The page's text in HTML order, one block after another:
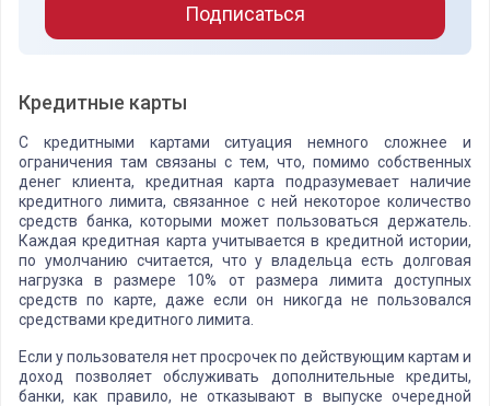
Подписаться
Кредитные карты
С кредитными картами ситуация немного сложнее и
ограничения там связаны с тем, что, помимо собственных
денег клиента, кредитная карта подразумевает наличие
кредитного лимита, связанное с ней некоторое количество
средств банка, которыми может пользоваться держатель.
Каждая кредитная карта учитывается в кредитной истории,
по умолчанию считается, что у владельца есть долговая
нагрузка в размере 10% от размера лимита доступных
средств по карте, даже если он никогда не пользовался
средствами кредитного лимита.
Если у пользователя нет просрочек по действующим картам и
доход позволяет обслуживать дополнительные кредиты,
банки, как правило, не отказывают в выпуске очередной